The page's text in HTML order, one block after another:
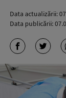
Data actualizării:
Data publicării: